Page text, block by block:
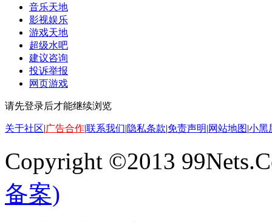
音乐天地
影视娱乐
游戏天地
超级水吧
建议咨询
投诉举报
网页游戏
请先登录后才能继续浏览
关于社区|广告合作|联系我们|隐私条款|免责声明|网站地图|小黑
Copyright ©2013
备案)